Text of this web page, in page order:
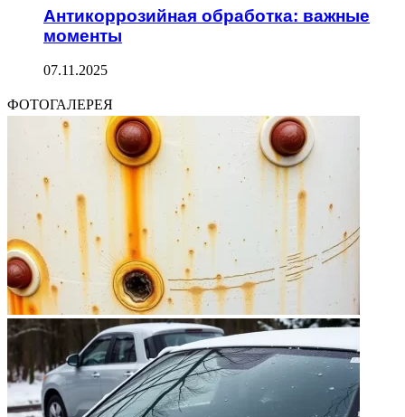
Антикоррозийная обработка: важные
моменты
07.11.2025
ФОТОГАЛЕРЕЯ